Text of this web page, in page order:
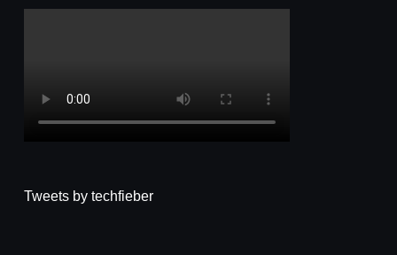
Tweets by techfieber